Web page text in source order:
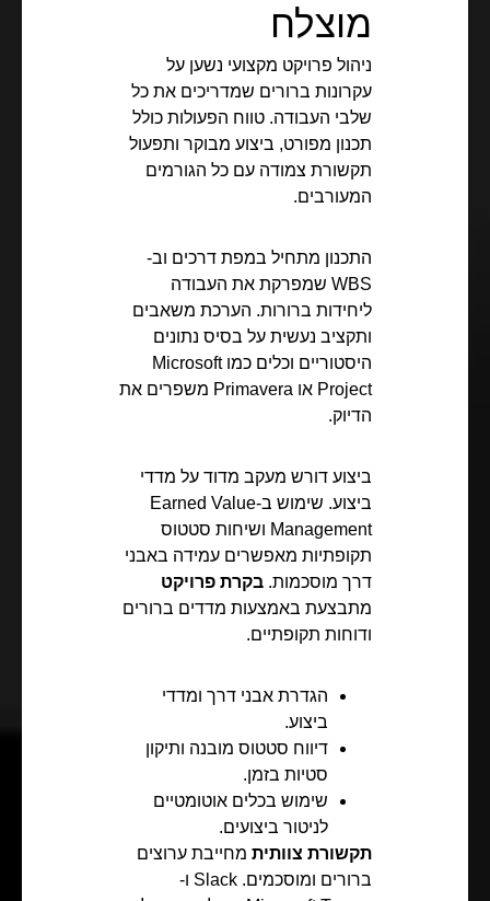
מוצלח
ניהול פרויקט מקצועי נשען על
עקרונות ברורים שמדריכים את כל
שלבי העבודה. טווח הפעולות כולל
תכנון מפורט, ביצוע מבוקר ותפעול
תקשורת צמודה עם כל הגורמים
המעורבים.
התכנון מתחיל במפת דרכים וב-
WBS שמפרקת את העבודה
ליחידות ברורות. הערכת משאבים
ותקציב נעשית על בסיס נתונים
היסטוריים וכלים כמו Microsoft
Project או Primavera משפרים את
הדיוק.
ביצוע דורש מעקב מדוד על מדדי
ביצוע. שימוש ב-Earned Value
Management ושיחות סטטוס
תקופתיות מאפשרים עמידה באבני
דרך מוסכמות. בקרת פרויקט
מתבצעת באמצעות מדדים ברורים
ודוחות תקופתיים.
הגדרת אבני דרך ומדדי
ביצוע.
דיווח סטטוס מובנה ותיקון
סטיות בזמן.
שימוש בכלים אוטומטיים
לניטור ביצועים.
תקשורת צוותית מחייבת ערוצים
ברורים ומוסכמים. Slack ו-